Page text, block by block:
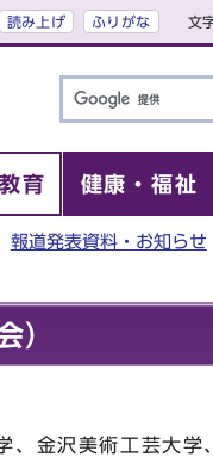
読み上げ ふりがな 文
育 健康・福祉
報道発表資料・お知らせ
）
、金沢美術工芸大学